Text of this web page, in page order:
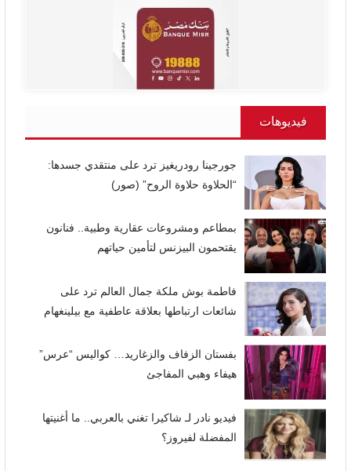
فيديوهات
جورجينا رودريغيز ترد على منتقدي جسدها:
“الحلاوة حلاوة الروح” (صور)
بمطاعم ومشروعات عقارية وطبية.. فنانون
يقتحمون البيزنس لتأمين حياتهم
فاطمة بوش ملكة جمال العالم ترد على
شائعات ارتباطها بعلاقة عاطفية مع بيلينغهام
بفستان الزفاف والزغاريد… كواليس “عرس”
هيفاء وهبي المفاجئ
فيديو نادر لـ شاكيرا تغني بالعربي.. ما أغنيتها
المفضلة لفيروز؟